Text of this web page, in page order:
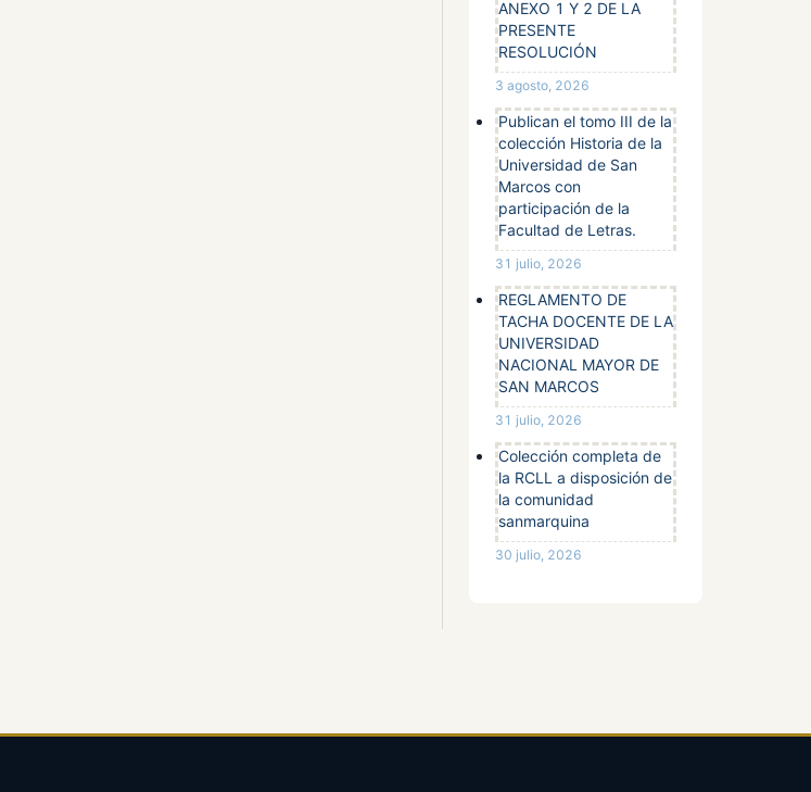
ANEXO 1 Y 2 DE LA
PRESENTE
RESOLUCIÓN
3 agosto, 2026
Publican el tomo III de la
colección Historia de la
Universidad de San
Marcos con
participación de la
Facultad de Letras.
31 julio, 2026
REGLAMENTO DE
TACHA DOCENTE DE LA
UNIVERSIDAD
NACIONAL MAYOR DE
SAN MARCOS
31 julio, 2026
Colección completa de
la RCLL a disposición de
la comunidad
sanmarquina
30 julio, 2026